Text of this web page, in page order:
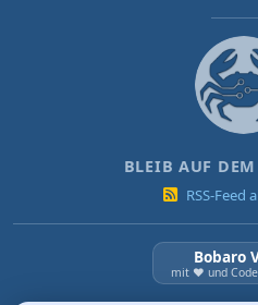
BLEIB AUF
RSS-Feed
Bobaro
mit ❤️ und